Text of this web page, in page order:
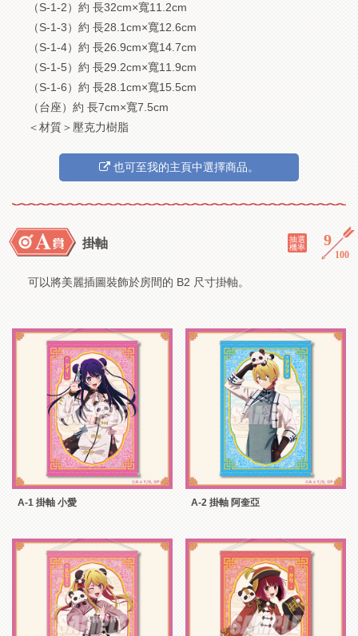
（S-1-2）約 長32cm×寬11.2cm
（S-1-3）約 長28.1cm×寬12.6cm
（S-1-4）約 長26.9cm×寬14.7cm
（S-1-5）約 長29.2cm×寬11.9cm
（S-1-6）約 長28.1cm×寬15.5cm
（台座）約 長7cm×寬7.5cm
＜材質＞壓克力樹脂
也可至我的主頁中選擇商品。
掛軸
抽選
機率
9
／ 100
可以將美麗插圖裝飾於房間的 B2 尺寸掛軸。
A-1 掛軸 小愛 A-2 掛軸 阿奎亞